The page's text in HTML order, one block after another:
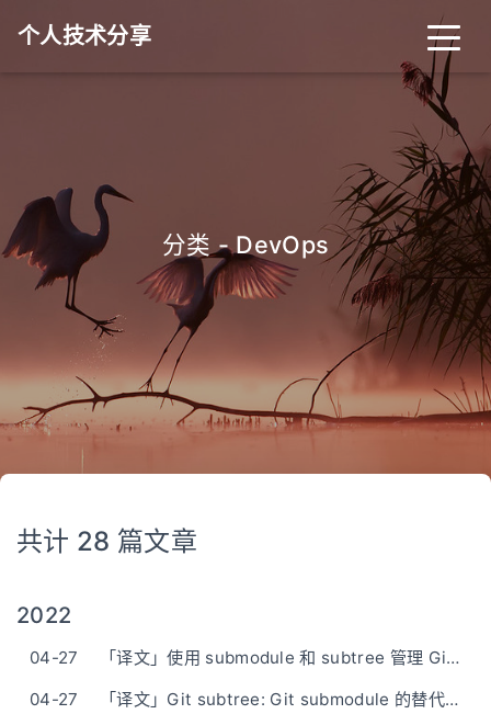
个人技术分享
分类
标签 关于 友链
关灯
分类 - DevOps
共计 28 篇文章
2022
04-27
「译文」使用 submodule 和 subtree 管理 Git 项目
04-27
「译文」Git subtree: Git submodule 的替代品